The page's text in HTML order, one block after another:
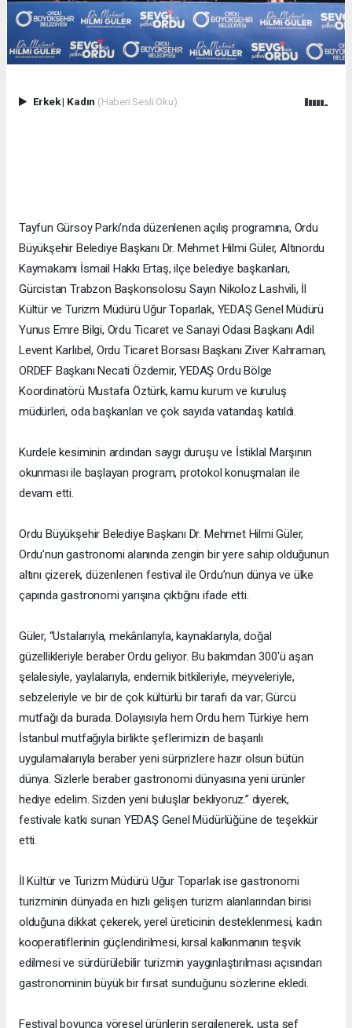
Erkek| Kadın (Haberi Sesli Oku)
Tayfun Gürsoy Parkı’nda düzenlenen açılış programına, Ordu
Büyükşehir Belediye Başkanı Dr. Mehmet Hilmi Güler, Altınordu
Kaymakamı İsmail Hakkı Ertaş, ilçe belediye başkanları,
Gürcistan Trabzon Başkonsolosu Sayın Nikoloz Lashvili, İl
Kültür ve Turizm Müdürü Uğur Toparlak, YEDAŞ Genel Müdürü
Yunus Emre Bilgi, Ordu Ticaret ve Sanayi Odası Başkanı Adil
Levent Karlıbel, Ordu Ticaret Borsası Başkanı Ziver Kahraman,
ORDEF Başkanı Necati Özdemir, YEDAŞ Ordu Bölge
Koordinatörü Mustafa Öztürk, kamu kurum ve kuruluş
müdürleri, oda başkanları ve çok sayıda vatandaş katıldı.
Kurdele kesiminin ardından saygı duruşu ve İstiklal Marşının
okunması ile başlayan program, protokol konuşmaları ile
devam etti.
Ordu Büyükşehir Belediye Başkanı Dr. Mehmet Hilmi Güler,
Ordu’nun gastronomi alanında zengin bir yere sahip olduğunun
altını çizerek, düzenlenen festival ile Ordu’nun dünya ve ülke
çapında gastronomi yarışına çıktığını ifade etti.
Güler, “Ustalarıyla, mekânlarıyla, kaynaklarıyla, doğal
güzellikleriyle beraber Ordu geliyor. Bu bakımdan 300'ü aşan
şelalesiyle, yaylalarıyla, endemik bitkileriyle, meyveleriyle,
sebzeleriyle ve bir de çok kültürlü bir tarafı da var; Gürcü
mutfağı da burada. Dolayısıyla hem Ordu hem Türkiye hem
İstanbul mutfağıyla birlikte şeflerimizin de başarılı
uygulamalarıyla beraber yeni sürprizlere hazır olsun bütün
dünya. Sizlerle beraber gastronomi dünyasına yeni ürünler
hediye edelim. Sizden yeni buluşlar bekliyoruz.” diyerek,
festivale katkı sunan YEDAŞ Genel Müdürlüğüne de teşekkür
etti.
İl Kültür ve Turizm Müdürü Uğur Toparlak ise gastronomi
turizminin dünyada en hızlı gelişen turizm alanlarından birisi
olduğuna dikkat çekerek, yerel üreticinin desteklenmesi, kadın
kooperatiflerinin güçlendirilmesi, kırsal kalkınmanın teşvik
edilmesi ve sürdürülebilir turizmin yaygınlaştırılması açısından
gastronominin büyük bir fırsat sunduğunu sözlerine ekledi.
Festival boyunca yöresel ürünlerin sergilenerek, usta şef